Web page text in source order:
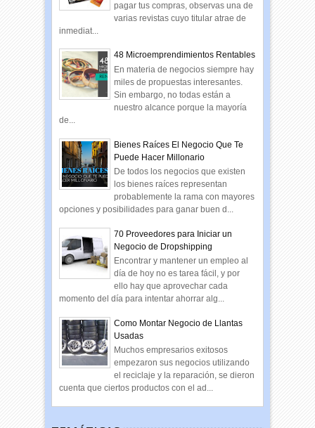
pagar tus compras, observas una de
varias revistas cuyo titular atrae de
inmediat...
48 Microemprendimientos Rentables
En materia de negocios siempre hay
miles de propuestas interesantes.
Sin embargo, no todas están a
nuestro alcance porque la mayoría
de...
Bienes Raíces El Negocio Que Te
Puede Hacer Millonario
De todos los negocios que existen
los bienes raíces representan
probablemente la rama con mayores
opciones y posibilidades para ganar buen d...
70 Proveedores para Iniciar un
Negocio de Dropshipping
Encontrar y mantener un empleo al
día de hoy no es tarea fácil, y por
ello hay que aprovechar cada
momento del día para intentar ahorrar alg...
Como Montar Negocio de Llantas
Usadas
Muchos empresarios exitosos
empezaron sus negocios utilizando
el reciclaje y la reparación, se dieron
cuenta que ciertos productos con el ad...